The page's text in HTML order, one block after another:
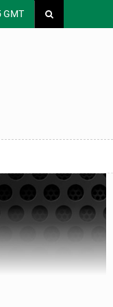
GMT